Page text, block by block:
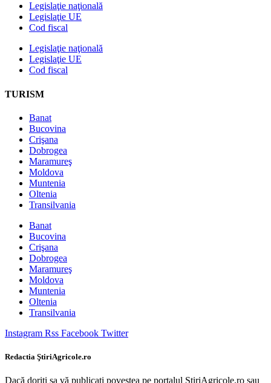
Legislaţie naţională
Legislaţie UE
Cod fiscal
Legislaţie naţională
Legislaţie UE
Cod fiscal
TURISM
Banat
Bucovina
Crişana
Dobrogea
Maramureş
Moldova
Muntenia
Oltenia
Transilvania
Banat
Bucovina
Crişana
Dobrogea
Maramureş
Moldova
Muntenia
Oltenia
Transilvania
Instagram Rss Facebook Twitter
Redactia ŞtiriAgricole.ro
Dacă doriţi sa vă publicati povestea pe portalul StiriAgricole.ro sau